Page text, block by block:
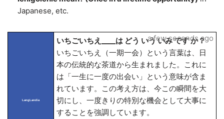
Japanese, etc.
LangLandia
いちごいちえ____は どう いう いみ です か？
いちごいちえ（一期一会）という言葉は、日
本の伝統的な茶道から生まれました。これに
は「一生に一度の出会い」という意味が含ま
れています。この考え方は、今この瞬間を大
切にし、一度きりの特別な機会として大事に
することを強調しています。
a few seconds ago